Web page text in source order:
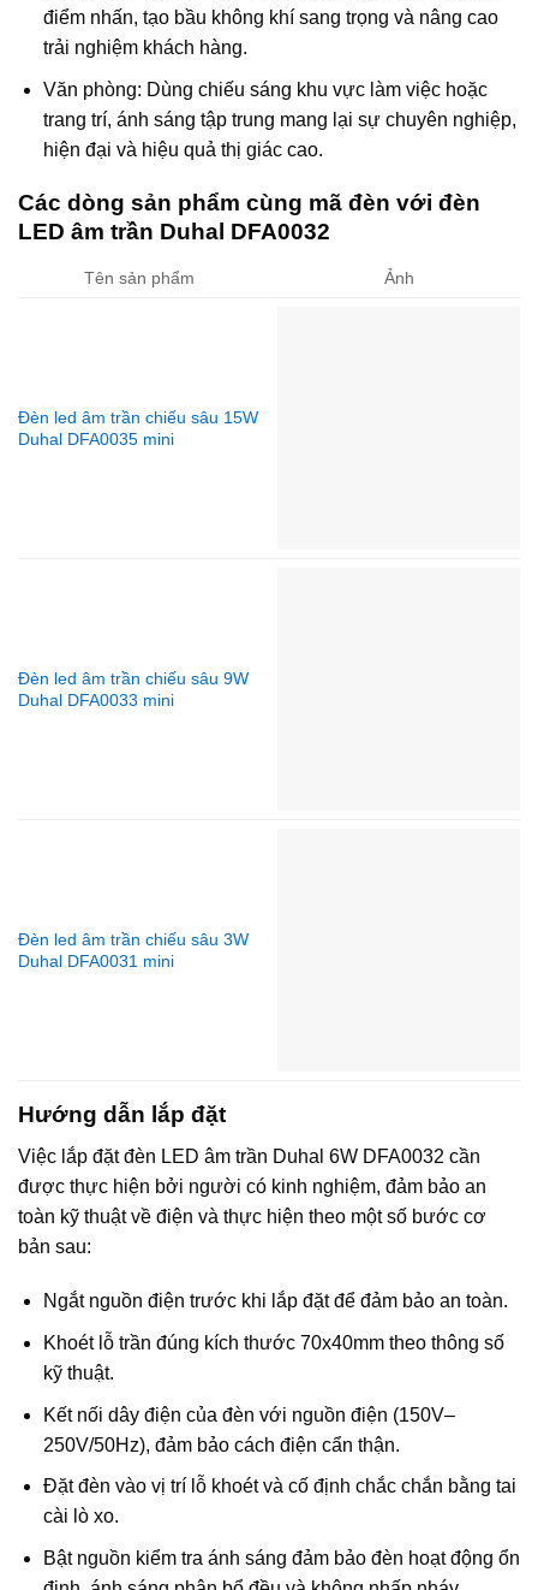
điểm nhấn, tạo bầu không khí sang trọng và nâng cao
trải nghiệm khách hàng.
Văn phòng: Dùng chiếu sáng khu vực làm việc hoặc
trang trí, ánh sáng tập trung mang lại sự chuyên nghiệp,
hiện đại và hiệu quả thị giác cao.
Các dòng sản phẩm cùng mã đèn với đèn
LED âm trần Duhal DFA0032
Tên sản phẩm Ảnh
Đèn led âm trần chiếu sâu 15W
Duhal DFA0035 mini
Đèn led âm trần chiếu sâu 9W
Duhal DFA0033 mini
Đèn led âm trần chiếu sâu 3W
Duhal DFA0031 mini
Hướng dẫn lắp đặt
Việc lắp đặt đèn LED âm trần Duhal 6W DFA0032 cần
được thực hiện bởi người có kinh nghiệm, đảm bảo an
toàn kỹ thuật về điện và thực hiện theo một số bước cơ
bản sau:
Ngắt nguồn điện trước khi lắp đặt để đảm bảo an toàn.
Khoét lỗ trần đúng kích thước 70x40mm theo thông số
kỹ thuật.
Kết nối dây điện của đèn với nguồn điện (150V–
250V/50Hz), đảm bảo cách điện cẩn thận.
Đặt đèn vào vị trí lỗ khoét và cố định chắc chắn bằng tai
cài lò xo.
Bật nguồn kiểm tra ánh sáng đảm bảo đèn hoạt động ổn